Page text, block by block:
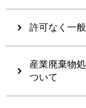
許可なく一
産業廃棄物
ついて